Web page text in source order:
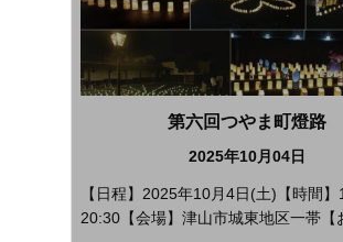
第六回つやま町燈路
2025年10月04日
【日程】2025年10月4日(土)【時間】
20:30【会場】津山市城東地区一帯【